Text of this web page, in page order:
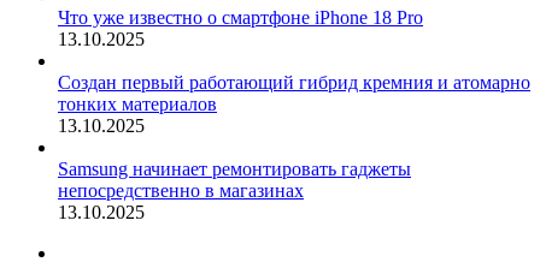
Что уже известно о смартфоне iPhone 18 Pro
13.10.2025
Создан первый работающий гибрид кремния и атомарно
тонких материалов
13.10.2025
Samsung начинает ремонтировать гаджеты
непосредственно в магазинах
13.10.2025